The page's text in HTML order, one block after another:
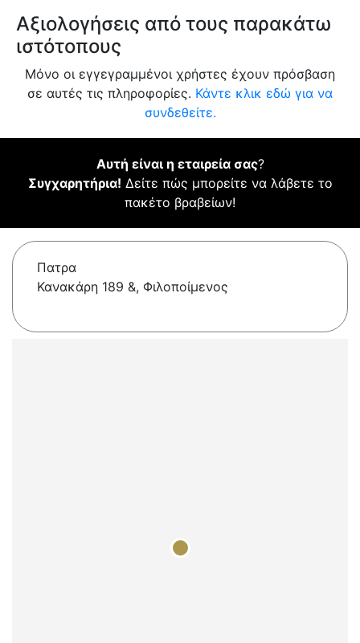
Αξιολογήσεις από τους παρακάτω
ιστότοπους
Μόνο οι εγγεγραμμένοι χρήστες έχουν πρόσβαση
σε αυτές τις πληροφορίες. Κάντε κλικ εδώ για να
συνδεθείτε.
Αυτή είναι η εταιρεία σας?
Συγχαρητήρια! Δείτε πώς μπορείτε να λάβετε το
πακέτο βραβείων!
Πατρα
Κανακάρη 189 &, Φιλοποίμενος